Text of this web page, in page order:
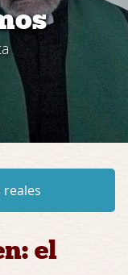
reales
el